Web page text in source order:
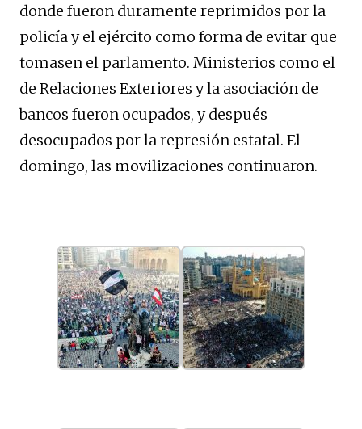
donde fueron duramente reprimidos por la
policía y el ejército como forma de evitar que
tomasen el parlamento. Ministerios como el
de Relaciones Exteriores y la asociación de
bancos fueron ocupados, y después
desocupados por la represión estatal. El
domingo, las movilizaciones continuaron.